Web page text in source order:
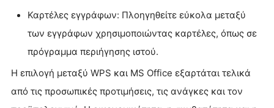
Καρτέλες εγγράφων: Πλοηγηθείτε εύκολα μεταξύ
των εγγράφων χρησιμοποιώντας καρτέλες, όπως σε
πρόγραμμα περιήγησης ιστού.
Η επιλογή μεταξύ WPS και MS Office εξαρτάται τελικά
από τις προσωπικές προτιμήσεις, τις ανάγκες και τον